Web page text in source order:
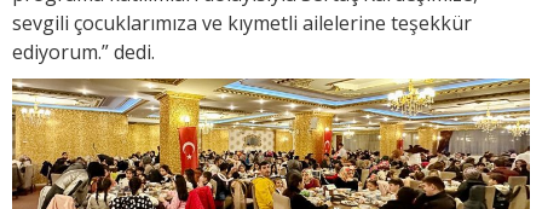
sevgili çocuklarımıza ve kıymetli ailelerine teşekkür
ediyorum.” dedi.